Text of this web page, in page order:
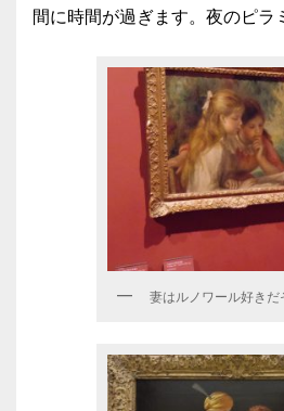
間に時間が過ぎます。夜のピラ
妻はルノワール好きだ